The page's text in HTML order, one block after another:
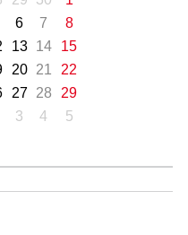
6 7
8
13 14
15
20 21
22
27 28
29
3 4 5